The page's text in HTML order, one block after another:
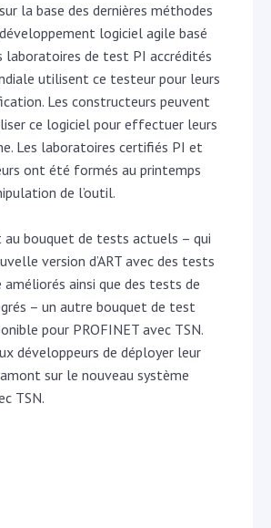
la base des dernières méthodes
logiciel agile basé
laboratoires de test PI accrédités
utilisent ce testeur pour leurs
Les constructeurs peuvent
ce logiciel pour effectuer leurs
Les laboratoires certifiés PI et
ont été formés au printemps
de l’outil.
bouquet de tests actuels – qui
version d’ART avec des tests
améliorés ainsi que des tests de
– un autre bouquet de test
pour PROFINET avec TSN.
développeurs de déployer leur
sur le nouveau système
TSN.